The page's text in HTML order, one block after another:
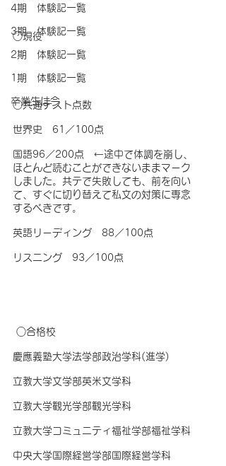
4期 体験記一覧
3期 体験記一覧
2期 体験記一覧
1期 体験記一覧
卒業生は今
○現役
○共通テスト点数
世界史　61／100点
国語96／200点　←途中で体調を崩し、
ほとんど読むことができないままマーク
しました。共テで失敗しても、前を向い
て、すぐに切り替えて私文の対策に専念
するべきです。
英語リーディング　88／100点
リスニング　93／100点
○合格校
慶應義塾大学法学部政治学科(進学)
立教大学文学部英米文学科
立教大学観光学部観光学科
立教大学コミュニティ福祉学部福祉学科
中央大学国際経営学部国際経営学科